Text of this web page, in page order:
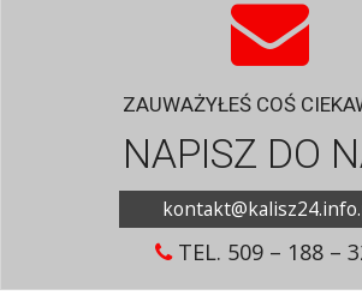
ZAUWAŻYŁEŚ COŚ
NAPISZ DO
TEL. 509 – 188 –